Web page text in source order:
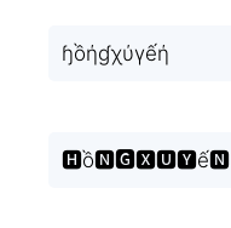
ɧồήɠχύγếή
🅷ồ🅽🅶🆇🆄🆈ế🅽